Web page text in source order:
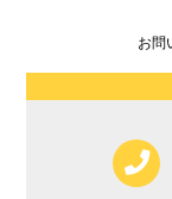
お問